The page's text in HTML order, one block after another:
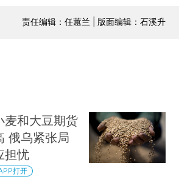
责任编辑：任蕙兰 | 版面编辑：石溪升
麦和大豆期货
俄乌紧张局
担忧
打开